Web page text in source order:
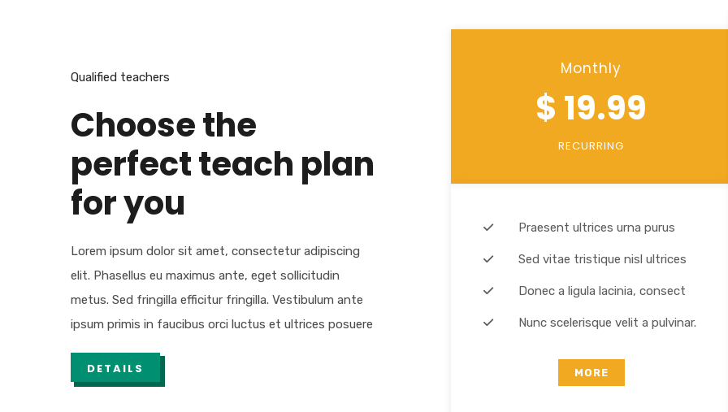
Qualified teachers
Choose the
perfect teach plan
for you
Lorem ipsum dolor sit amet, consectetur adipiscing
elit. Phasellus eu maximus ante, eget sollicitudin
metus. Sed fringilla efficitur fringilla. Vestibulum ante
ipsum primis in faucibus orci luctus et ultrices posuere
DETAILS
Monthly
$ 19.99
RECURRING
Praesent ultrices urna purus
Sed vitae tristique nisl ultrices
Donec a ligula lacinia, consect
Nunc scelerisque velit a pulvinar.
MORE